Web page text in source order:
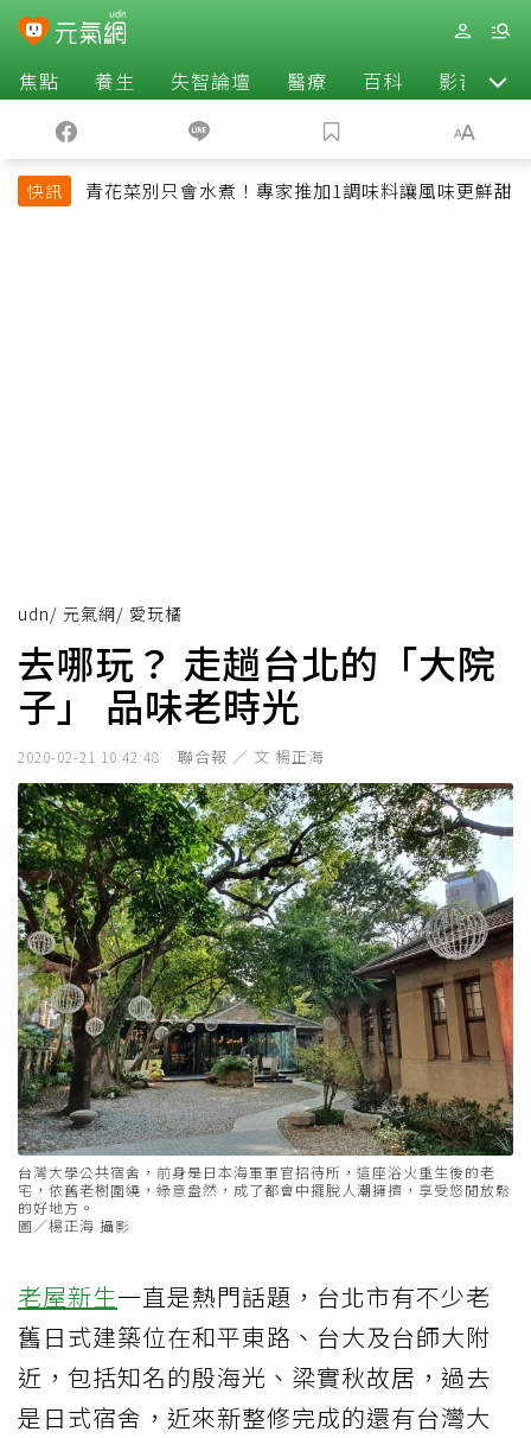
焦點 養生 失智論壇 醫療 百科 影音
快訊 青花菜別只會水煮！專家推加1調味料讓風味更鮮甜
udn/ 元氣網/ 愛玩橘
去哪玩？ 走趟台北的「大院
子」 品味老時光
2020-02-21 10:42:48 聯合報 ／ 文 楊正海
台灣大學公共宿舍，前身是日本海軍軍官招待所，這座浴火重生後的老
宅，依舊老樹圍繞，綠意盎然，成了都會中擺脫人潮擁擠，享受悠閒放鬆
的好地方。
圖／楊正海 攝影
老屋新生一直是熱門話題，台北市有不少老
舊日式建築位在和平東路、台大及台師大附
近，包括知名的殷海光、梁實秋故居，過去
是日式宿舍，近來新整修完成的還有台灣大